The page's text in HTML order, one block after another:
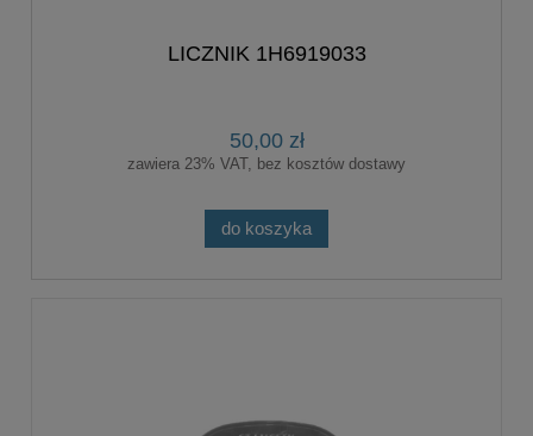
LICZNIK 1H6919033
50,00 zł
zawiera 23% VAT, bez kosztów dostawy
do koszyka